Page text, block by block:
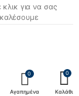
κλικ για να σας
καλέσουμε
0
Αγαπημένα
0
Καλάθι